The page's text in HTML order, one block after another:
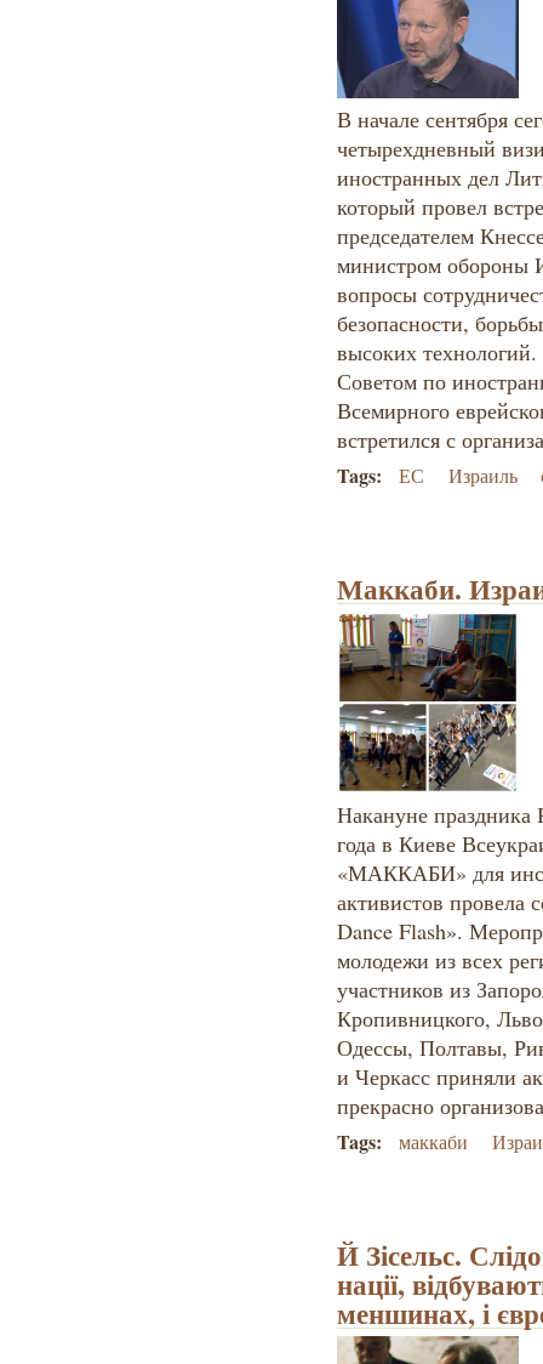
В начале сентября
четырехдневный
иностранных дел
который провел
председателем
министром обороны
вопросы
безопасности,
высоких
Советом по
Всемирного
встретился с
Tags: ЕС Израиль
Маккаби.
Накануне
года в Киеве
«МАККАБИ» для
активистов провела
Dance Flash».
молодежи из всех
участников из
Кропивницкого,
Одессы, Полтавы,
и Черкасс приняли
прекрасно
Tags: маккаби
Й Зісельс.
нації,
меншинах, і